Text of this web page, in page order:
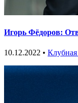
Игорь Фёдоров:
10.12.2022 •